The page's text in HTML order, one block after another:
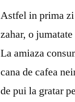
Astfel in prima zi
zahar, o
La amiaza
cana de cafea
de pui la gratar